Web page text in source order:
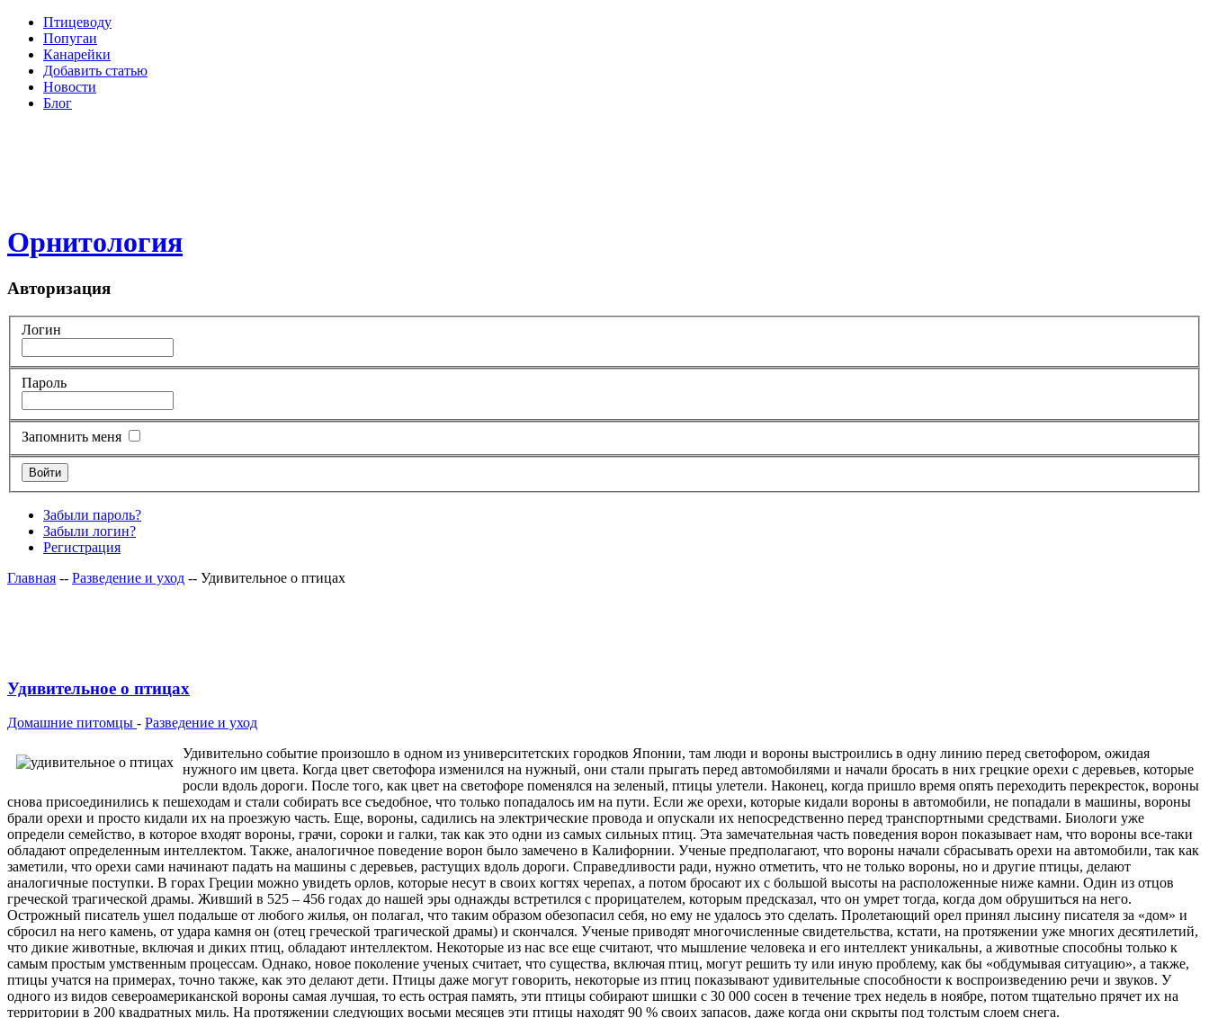
Птицеводу
Попугаи
Канарейки
Добавить статью
Новости
Блог
Орнитология
Авторизация
Логин
Пароль
Запомнить меня
Забыли пароль?
Забыли логин?
Регистрация
Главная -- Разведение и уход -- Удивительное о птицах
Удивительное о птицах
Домашние питомцы - Разведение и уход
Удивительно событие произошло в одном из университетских городков Японии, там люди и вороны выстроились в одну линию перед светофором, ожидая
нужного им цвета. Когда цвет светофора изменился на нужный, они стали прыгать перед автомобилями и начали бросать в них грецкие орехи с деревьев, которые
росли вдоль дороги. После того, как цвет на светофоре поменялся на зеленый, птицы улетели. Наконец, когда пришло время опять переходить перекресток, вороны
снова присоединились к пешеходам и стали собирать все съедобное, что только попадалось им на пути. Если же орехи, которые кидали вороны в автомобили, не попадали в машины, вороны
брали орехи и просто кидали их на проезжую часть. Еще, вороны, садились на электрические провода и опускали их непосредственно перед транспортными средствами. Биологи уже
определи семейство, в которое входят вороны, грачи, сороки и галки, так как это одни из самых сильных птиц. Эта замечательная часть поведения ворон показывает нам, что вороны все-таки
обладают определенным интеллектом. Также, аналогичное поведение ворон было замечено в Калифорнии. Ученые предполагают, что вороны начали сбрасывать орехи на автомобили, так как
заметили, что орехи сами начинают падать на машины с деревьев, растущих вдоль дороги. Справедливости ради, нужно отметить, что не только вороны, но и другие птицы, делают
аналогичные поступки. В горах Греции можно увидеть орлов, которые несут в своих когтях черепах, а потом бросают их с большой высоты на расположенные ниже камни. Один из отцов
греческой трагической драмы. Живший в 525 – 456 годах до нашей эры однажды встретился с прорицателем, которым предсказал, что он умрет тогда, когда дом обрушиться на него.
Острожный писатель ушел подальше от любого жилья, он полагал, что таким образом обезопасил себя, но ему не удалось это сделать. Пролетающий орел принял лысину писателя за «дом» и
сбросил на него камень, от удара камня он (отец греческой трагической драмы) и скончался. Ученые приводят многочисленные свидетельства, кстати, на протяжении уже многих десятилетий,
что дикие животные, включая и диких птиц, обладают интеллектом. Некоторые из нас все еще считают, что мышление человека и его интеллект уникальны, а животные способны только к
самым простым умственным процессам. Однако, новое поколение ученых считает, что существа, включая птиц, могут решить ту или иную проблему, как бы «обдумывая ситуацию», а также,
птицы учатся на примерах, точно также, как это делают дети. Птицы даже могут говорить, некоторые из птиц показывают удивительные способности к воспроизведению речи и звуков. У
одного из видов североамериканской вороны самая лучшая, то есть острая память, эти птицы собирают шишки с 30 000 сосен в течение трех недель в ноябре, потом тщательно прячет их на
территории в 200 квадратных миль. На протяжении следующих восьми месяцев эти птицы находят 90 % своих запасов, даже когда они скрыты под толстым слоем снега.